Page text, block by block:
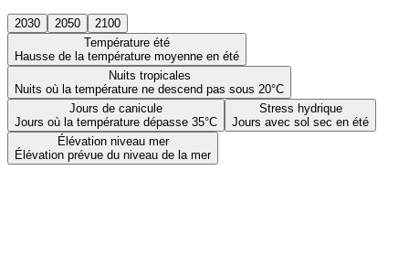
2030 2050
2100
Température été
Hausse de la température moyenne en été
Nuits tropicales
Nuits où la température ne descend pas sous 20°C
Jours de canicule
Jours où la température dépasse 35°C
Stress hydrique
Jours avec sol sec en été
Élévation niveau mer
Élévation prévue du niveau de la mer